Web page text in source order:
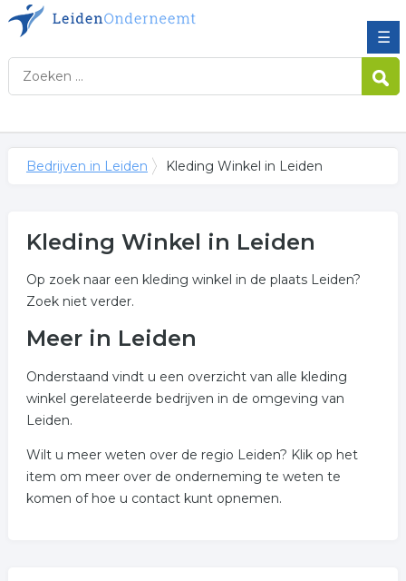
☰
Bedrijven in Leiden Kleding Winkel in Leiden
Kleding Winkel in Leiden
Op zoek naar een kleding winkel in de plaats Leiden?
Zoek niet verder.
Meer in Leiden
Onderstaand vindt u een overzicht van alle kleding
winkel gerelateerde bedrijven in de omgeving van
Leiden.
Wilt u meer weten over de regio Leiden? Klik op het
item om meer over de onderneming te weten te
komen of hoe u contact kunt opnemen.